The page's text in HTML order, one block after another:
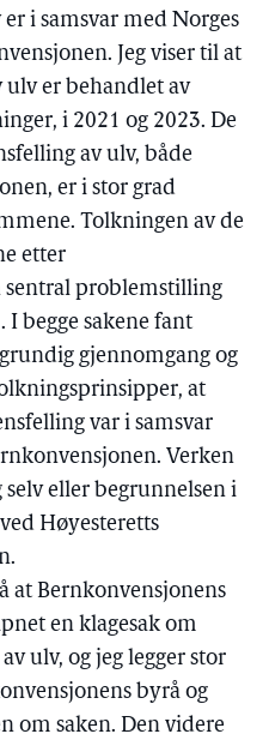
i samsvar med Norges
Jeg viser til at
ulv er behandlet av
i 2021 og 2023. De
av ulv, både
er i stor grad
Tolkningen av de
etter
sentral problemstilling
begge sakene fant
gjennomgang og
at
var i samsvar
Verken
selv eller begrunnelsen i
Høyesteretts
at Bernkonvensjonens
en klagesak om
ulv, og jeg legger stor
byrå og
om saken. Den videre